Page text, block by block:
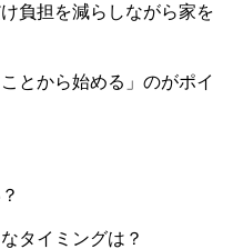
負担を減らしながら家を
とから始める」のがポイ
タイミングは？